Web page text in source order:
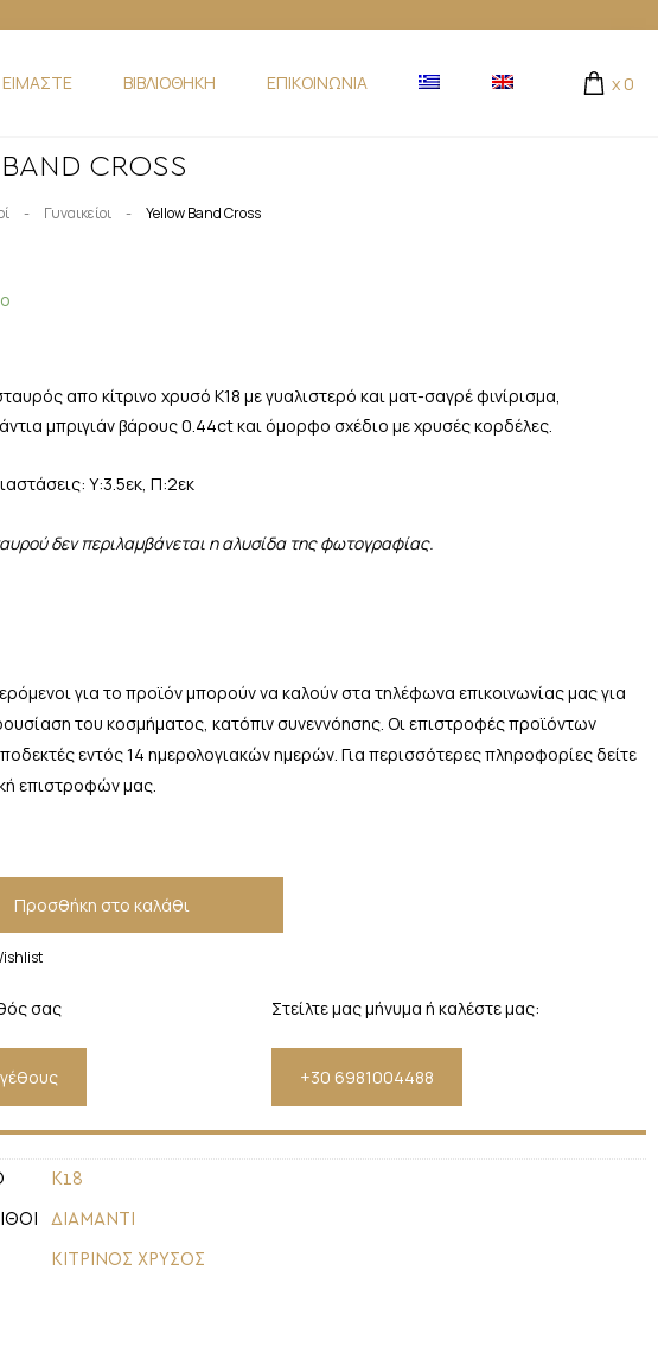
ΕΙΜΑΣΤΕ ΒΙΒΛΙΟΘΗΚΗ ΕΠΙΚΟΙΝΩΝΙΑ x 0
CROSS
- Γυναικείοι - Yellow Band Cross
απο κίτρινο χρυσό Κ18 με γυαλιστερό και ματ-σαγρέ φινίρισμα,
μπριγιάν βάρους 0.44ct και όμορφο σχέδιο με χρυσές κορδέλες.
Υ:3.5εκ, Π:2εκ
δεν περιλαμβάνεται η αλυσίδα της φωτογραφίας.
για το προϊόν μπορούν να καλούν στα τηλέφωνα επικοινωνίας μας για
του κοσμήματος, κατόπιν συνεννόησης. Οι επιστροφές προϊόντων
εντός 14 ημερολογιακών ημερών. Για περισσότερες πληροφορίες δείτε
επιστροφών μας.
Προσθήκη στο καλάθι
σας Στείλτε μας μήνυμα ή καλέστε μας:
+30 6981004488
Κ18
ΔΙΑΜΑΝΤΙ
ΚΙΤΡΙΝΟΣ ΧΡΥΣΟΣ